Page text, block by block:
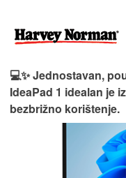
💻✨ Jednostavan,
IdeaPad 1 idealan je
bezbrižno korištenje.